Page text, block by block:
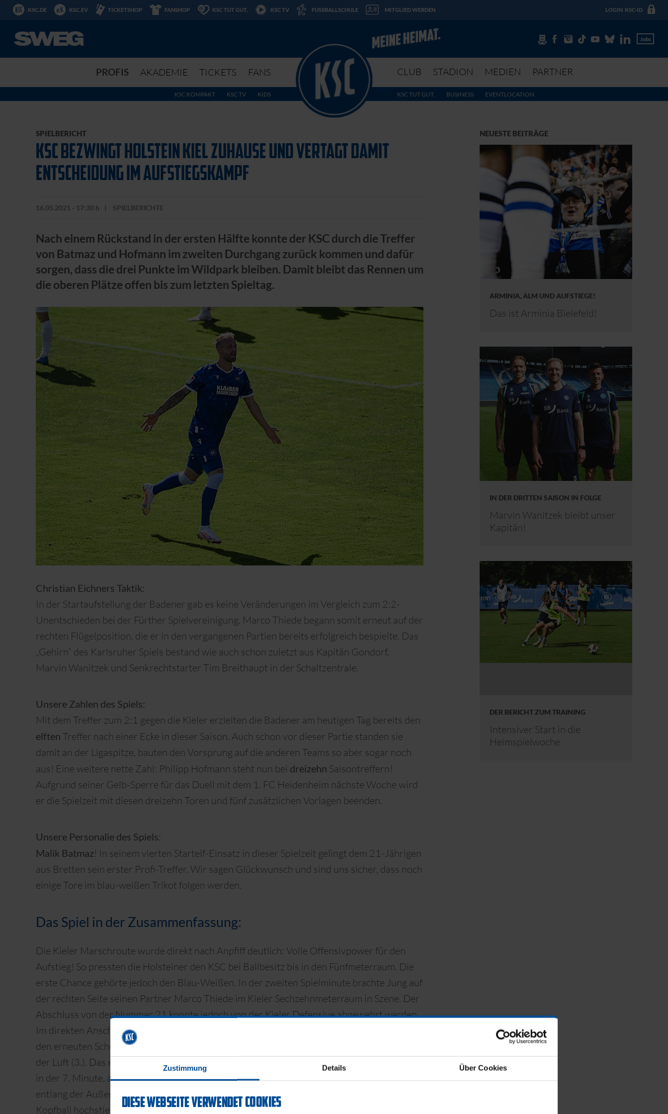
Zustimmung Details Über Cookies
DIESE WEBSEITE VERWENDET COOKIES
KSC.DE KSC.EV TICKETSHOP FANSHOP KSC TUT GUT. KSC TV FUSSBALLSCHULE MITGLIED WERDEN LOGIN KSC-ID
Jobs
PROFIS AKADEMIE TICKETS FANS CLUB STADION MEDIEN PARTNER
KSC KOMPAKT KSC TV KIDS KSC TUT GUT. BUSINESS EVENTLOCATION
SPIELBERICHT
KSC BEZWINGT HOLSTEIN KIEL ZUHAUSE UND VERTAGT DAMIT
ENTSCHEIDUNG IM AUFSTIEGSKAMPF
16.05.2021 - 17:30 h SPIELBERICHTE
Nach einem Rückstand in der ersten Hälfte konnte der KSC durch die Treffer
von Batmaz und Hofmann im zweiten Durchgang zurück kommen und dafür
sorgen, dass die drei Punkte im Wildpark bleiben. Damit bleibt das Rennen um
die oberen Plätze offen bis zum letzten Spieltag.
Christian Eichners Taktik:
In der Startaufstellung der Badener gab es keine Veränderungen im Vergleich zum 2:2-
Unentschieden bei der Fürther Spielvereinigung. Marco Thiede begann somit erneut auf der
rechten Flügelposition, die er in den vergangenen Partien bereits erfolgreich bespielte. Das
„Gehirn“ des Karlsruher Spiels bestand wie auch schon zuletzt aus Kapitän Gondorf,
Marvin Wanitzek und Senkrechtstarter Tim Breithaupt in der Schaltzentrale.
Unsere Zahlen des Spiels:
Mit dem Treffer zum 2:1 gegen die Kieler erzielten die Badener am heutigen Tag bereits den
elften Treffer nach einer Ecke in dieser Saison. Auch schon vor dieser Partie standen sie
damit an der Ligaspitze, bauten den Vorsprung auf die anderen Teams so aber sogar noch
aus! Eine weitere nette Zahl: Philipp Hofmann steht nun bei dreizehn Saisontreffern!
Aufgrund seiner Gelb-Sperre für das Duell mit dem 1. FC Heidenheim nächste Woche wird
er die Spielzeit mit diesen dreizehn Toren und fünf zusätzlichen Vorlagen beenden.
Unsere Personalie des Spiels:
Malik Batmaz! In seinem vierten Startelf-Einsatz in dieser Spielzeit gelingt dem 21-Jährigen
aus Bretten sein erster Profi-Treffer. Wir sagen Glückwunsch und sind uns sicher, dass noch
einige Tore im blau-weißen Trikot folgen werden.
Das Spiel in der Zusammenfassung:
Die Kieler Marschroute wurde direkt nach Anpfiff deutlich: Volle Offensivpower für den
Aufstieg! So pressten die Holsteiner den KSC bei Ballbesitz bis in den Fünfmeterraum. Die
erste Chance gehörte jedoch den Blau-Weißen. In der zweiten Spielminute brachte Jung auf
der rechten Seite seinen Partner Marco Thiede im Kieler Sechzehnmeterraum in Szene. Der
Abschluss von der Nummer 21 konnte jedoch von der Kieler Defensive abgewehrt werden.
Im direkten Anschluss kam der KSC erneut vors Tor der Norddeutschen,
den erneuten Schussversuch von Thiede pflückte Thomas Dähne allerdings problemlos aus
der Luft (3.). Das erste Mal gefährlich vor Gersbecks Kasten kamen die Aufstiegsaspiranten
in der 7. Minute, als EX-KSCler Meffert den Routinier Fin Bartels auf der rechten Seite
entlang der Außenlinie schickte. Dieser flankte das Leder ins Zentrum zu Lee, der zum
Kopfball hochstieg, aber nicht richtig hinter die Kugel kam. So richtig brenzlig wurde es für
NEUESTE BEITRÄGE
ARMINIA, ALM UND AUFSTIEGE!
Das ist Arminia Bielefeld!
IN DER DRITTEN SAISON IN FOLGE
Marvin Wanitzek bleibt unser
Kapitän!
DER BERICHT ZUM TRAINING
Intensiver Start in die
Heimspielwoche